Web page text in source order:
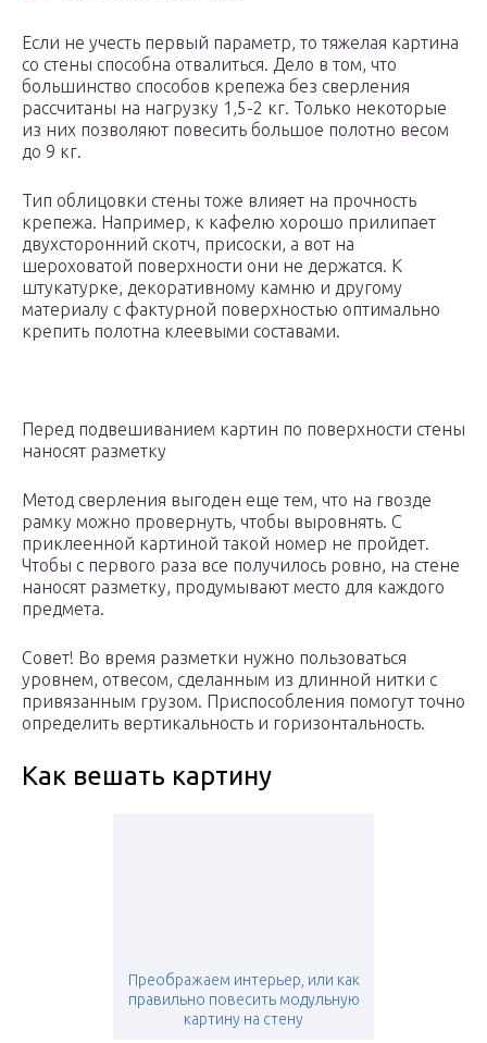
Если не учесть первый параметр, то тяжелая картина
со стены способна отвалиться. Дело в том, что
большинство способов крепежа без сверления
рассчитаны на нагрузку 1,5-2 кг. Только некоторые
из них позволяют повесить большое полотно весом
до 9 кг.
Тип облицовки стены тоже влияет на прочность
крепежа. Например, к кафелю хорошо прилипает
двухсторонний скотч, присоски, а вот на
шероховатой поверхности они не держатся. К
штукатурке, декоративному камню и другому
материалу с фактурной поверхностью оптимально
крепить полотна клеевыми составами.
Перед подвешиванием картин по поверхности стены
наносят разметку
Метод сверления выгоден еще тем, что на гвозде
рамку можно провернуть, чтобы выровнять. С
приклеенной картиной такой номер не пройдет.
Чтобы с первого раза все получилось ровно, на стене
наносят разметку, продумывают место для каждого
предмета.
Совет! Во время разметки нужно пользоваться
уровнем, отвесом, сделанным из длинной нитки с
привязанным грузом. Приспособления помогут точно
определить вертикальность и горизонтальность.
Как вешать картину
Преображаем интерьер, или как
правильно повесить модульную
картину на стену